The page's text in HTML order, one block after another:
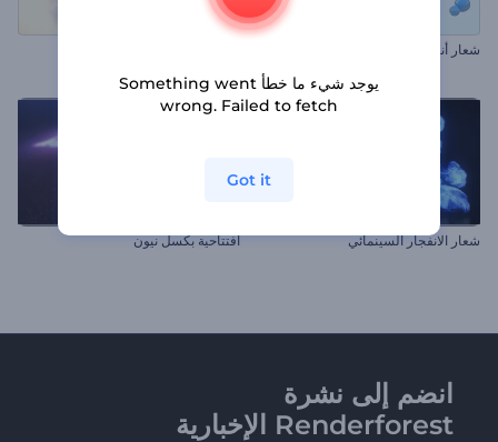
شعار أنيميشن الكرات المغناطيسية
شعار الانفجار السينمائي افتتاحية بكسل نيون
انضم إلى نشرة
Renderforest الإخبارية
يوجد شيء ما خطأ Something went
wrong. Failed to fetch
Got it